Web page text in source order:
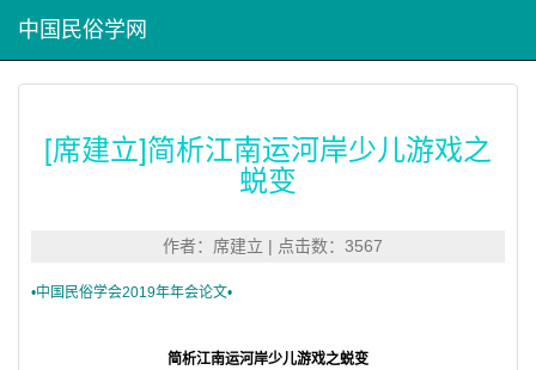
中国民俗学网
[席建立]简析江南运河岸少儿游戏之
蜕变
作者：席建立 | 点击数：3567
•中国民俗学会2019年年会论文•
简析江南运河岸少儿游戏之蜕变